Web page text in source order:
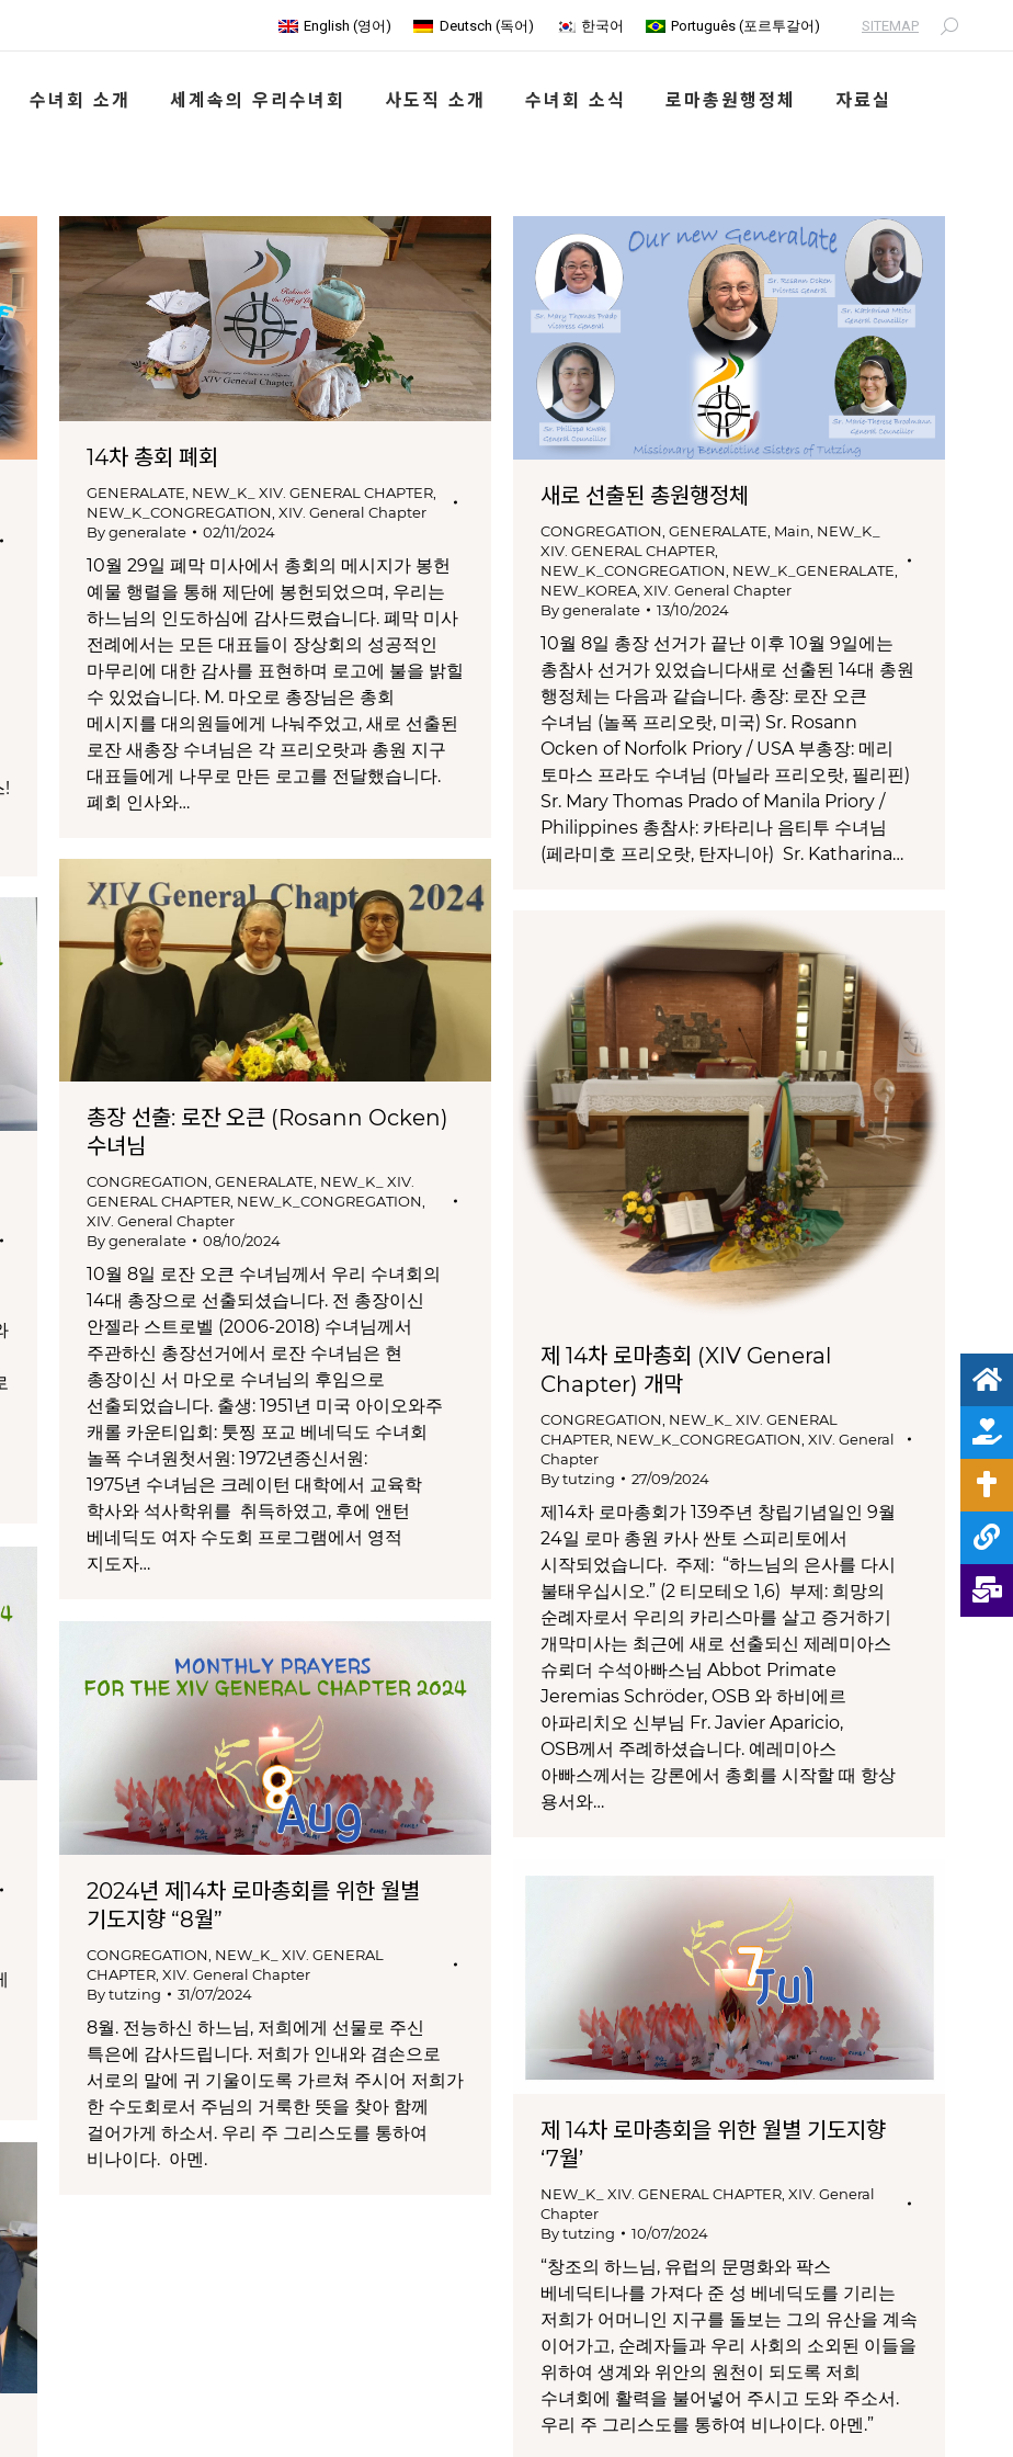
English (영어) Deutsch (독어) 한국어 Português (포르투갈어) SITEMAP Search:
수녀회 소개 세계속의 우리수녀회 사도직 소개 수녀회 소식 로마총원행정체 자료실
!
14차 총회 폐회
GENERALATE NEW_K_ XIV. GENERAL CHAPTER
NEW_K_CONGREGATION XIV. General Chapter
Bygeneralate 02/11/2024
10월 29일 폐막 미사에서 총회의 메시지가 봉헌
예물 행렬을 통해 제단에 봉헌되었으며, 우리는
하느님의 인도하심에 감사드렸습니다. 폐막 미사
전례에서는 모든 대표들이 장상회의 성공적인
마무리에 대한 감사를 표현하며 로고에 불을 밝힐
수 있었습니다. M. 마오로 총장님은 총회
메시지를 대의원들에게 나눠주었고, 새로 선출된
로잔 새총장 수녀님은 각 프리오랏과 총원 지구
대표들에게 나무로 만든 로고를 전달했습니다.
폐회 인사와…
새로 선출된 총원행정체
CONGREGATION GENERALATE Main NEW_K_
XIV. GENERAL CHAPTER
NEW_K_CONGREGATION NEW_K_GENERALATE
NEW_KOREA XIV. General Chapter
Bygeneralate 13/10/2024
10월 8일 총장 선거가 끝난 이후 10월 9일에는
총참사 선거가 있었습니다새로 선출된 14대 총원
행정체는 다음과 같습니다. 총장: 로잔 오큰
수녀님 (놀폭 프리오랏, 미국) Sr. Rosann
Ocken of Norfolk Priory / USA 부총장: 메리
토마스 프라도 수녀님 (마닐라 프리오랏, 필리핀)
Sr. Mary Thomas Prado of Manila Priory /
Philippines 총참사: 카타리나 음티투 수녀님
(페라미호 프리오랏, 탄자니아) Sr. Katharina…
총장 선출: 로잔 오큰 (Rosann Ocken)
수녀님
CONGREGATION GENERALATE NEW_K_ XIV.
GENERAL CHAPTER NEW_K_CONGREGATION
XIV. General Chapter
Bygeneralate 08/10/2024
10월 8일 로잔 오큰 수녀님께서 우리 수녀회의
14대 총장으로 선출되셨습니다. 전 총장이신
안젤라 스트로벨 (2006-2018) 수녀님께서
주관하신 총장선거에서 로잔 수녀님은 현
총장이신 서 마오로 수녀님의 후임으로
선출되었습니다. 출생: 1951년 미국 아이오와주
캐롤 카운티입회: 툿찡 포교 베네딕도 수녀회
놀폭 수녀원첫서원: 1972년종신서원:
1975년 수녀님은 크레이턴 대학에서 교육학
학사와 석사학위를 취득하였고, 후에 앤턴
베네딕도 여자 수도회 프로그램에서 영적
지도자…
제 14차 로마총회 (XIV General
Chapter) 개막
CONGREGATION NEW_K_ XIV. GENERAL
CHAPTER NEW_K_CONGREGATION XIV. General
Chapter
Bytutzing 27/09/2024
제14차 로마총회가 139주년 창립기념일인 9월
24일 로마 총원 카사 싼토 스피리토에서
시작되었습니다. 주제: “하느님의 은사를 다시
불태우십시오.” (2 티모테오 1,6) 부제: 희망의
순례자로서 우리의 카리스마를 살고 증거하기
개막미사는 최근에 새로 선출되신 제레미아스
슈뢰더 수석아빠스님 Abbot Primate
Jeremias Schröder, OSB 와 하비에르
아파리치오 신부님 Fr. Javier Aparicio,
OSB께서 주례하셨습니다. 예레미아스
아빠스께서는 강론에서 총회를 시작할 때 항상
용서와…
2024년 제14차 로마총회를 위한 월별
기도지향 “8월”
CONGREGATION, NEW_K_ XIV. GENERAL
CHAPTER, XIV. General Chapter
Bytutzing 31/07/2024
8월. 전능하신 하느님, 저희에게 선물로 주신
특은에 감사드립니다. 저희가 인내와 겸손으로
서로의 말에 귀 기울이도록 가르쳐 주시어 저희가
한 수도회로서 주님의 거룩한 뜻을 찾아 함께
걸어가게 하소서. 우리 주 그리스도를 통하여
비나이다. 아멘.
제 14차 로마총회을 위한 월별 기도지향
‘7월’
NEW_K_ XIV. GENERAL CHAPTER XIV. General
Chapter
Bytutzing 10/07/2024
“창조의 하느님, 유럽의 문명화와 팍스
베네딕티나를 가져다 준 성 베네딕도를 기리는
저희가 어머니인 지구를 돌보는 그의 유산을 계속
이어가고, 순례자들과 우리 사회의 소외된 이들을
위하여 생계와 위안의 원천이 되도록 저희
수녀회에 활력을 불어넣어 주시고 도와 주소서.
우리 주 그리스도를 통하여 비나이다. 아멘.”